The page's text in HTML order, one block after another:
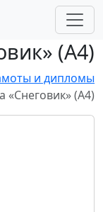
(А4)
и дипломы
«Снеговик» (А4)